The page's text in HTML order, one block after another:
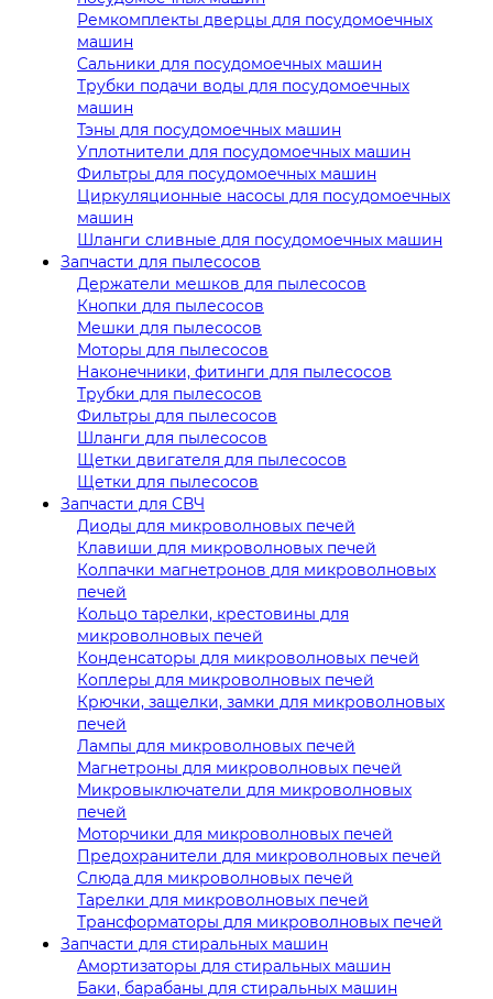
Ремкомплекты дверцы для посудомоечных
машин
Сальники для посудомоечных машин
Трубки подачи воды для посудомоечных
машин
Тэны для посудомоечных машин
Уплотнители для посудомоечных машин
Фильтры для посудомоечных машин
Циркуляционные насосы для посудомоечных
машин
Шланги сливные для посудомоечных машин
Запчасти для пылесосов
Держатели мешков для пылесосов
Кнопки для пылесосов
Мешки для пылесосов
Моторы для пылесосов
Наконечники, фитинги для пылесосов
Трубки для пылесосов
Фильтры для пылесосов
Шланги для пылесосов
Щетки двигателя для пылесосов
Щетки для пылесосов
Запчасти для СВЧ
Диоды для микроволновых печей
Клавиши для микроволновых печей
Колпачки магнетронов для микроволновых
печей
Кольцо тарелки, крестовины для
микроволновых печей
Конденсаторы для микроволновых печей
Коплеры для микроволновых печей
Крючки, защелки, замки для микроволновых
печей
Лампы для микроволновых печей
Магнетроны для микроволновых печей
Микровыключатели для микроволновых
печей
Моторчики для микроволновых печей
Предохранители для микроволновых печей
Слюда для микроволновых печей
Тарелки для микроволновых печей
Трансформаторы для микроволновых печей
Запчасти для стиральных машин
Амортизаторы для стиральных машин
Баки, барабаны для стиральных машин